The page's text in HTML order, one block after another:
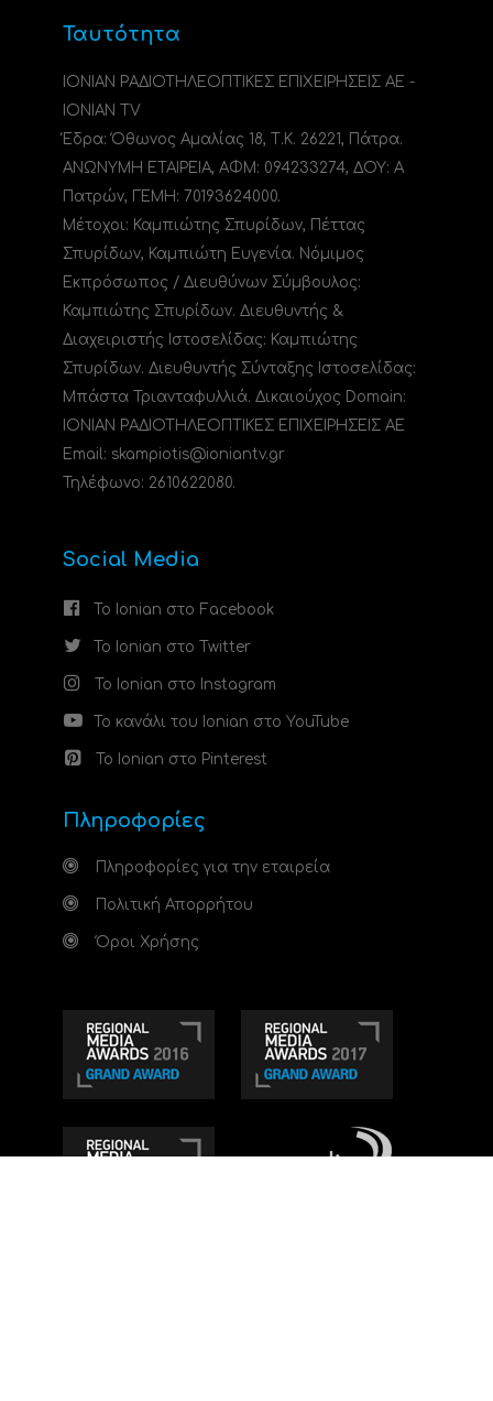
Ταυτότητα
ΙΟΝΙΑΝ ΡΑΔΙΟΤΗΛΕΟΠΤΙΚΕΣ ΕΠΙΧΕΙΡΗΣΕΙΣ ΑΕ -
IONIAN TV
Έδρα: Όθωνος Αμαλίας 18, Τ.Κ. 26221, Πάτρα.
ΑΝΩΝΥΜΗ ΕΤΑΙΡΕΙΑ, ΑΦΜ: 094233274, ΔΟΥ: A
Πατρών, ΓΕΜΗ: 70193624000.
Μέτοχοι: Καμπιώτης Σπυρίδων, Πέττας
Σπυρίδων, Καμπιώτη Ευγενία. Νόμιμος
Εκπρόσωπος / Διευθύνων Σύμβουλος:
Καμπιώτης Σπυρίδων. Διευθυντής &
Διαχειριστής Ιστοσελίδας: Καμπιώτης
Σπυρίδων. Διευθυντής Σύνταξης Ιστοσελίδας:
Μπάστα Τριανταφυλλιά. Δικαιούχος Domain:
ΙΟΝΙΑΝ ΡΑΔΙΟΤΗΛΕΟΠΤΙΚΕΣ ΕΠΙΧΕΙΡΗΣΕΙΣ ΑΕ
Email: skampiotis@ioniantv.gr
Τηλέφωνο: 2610622080.
Social Media
Το Ionian στο Facebook
Το Ionian στο Twitter
Το Ionian στο Instagram
Το κανάλι του Ionian στο YouTube
Το Ionian στο Pinterest
Πληροφορίες
Πληροφορίες για την εταιρεία
Πολιτική Απορρήτου
Όροι Χρήσης